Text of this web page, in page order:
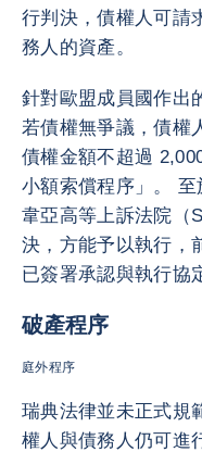
行判決，債權人可請
務人的資產。
針對歐盟成員國作出
若債權無爭議，債權
債權金額不超過
小額索償程序」。
韋亞高等上訴法院（
決，方能予以執行，
已簽署承認與執行協
破產程序
庭外程序
瑞典法律並未正式規
權人與債務人仍可進